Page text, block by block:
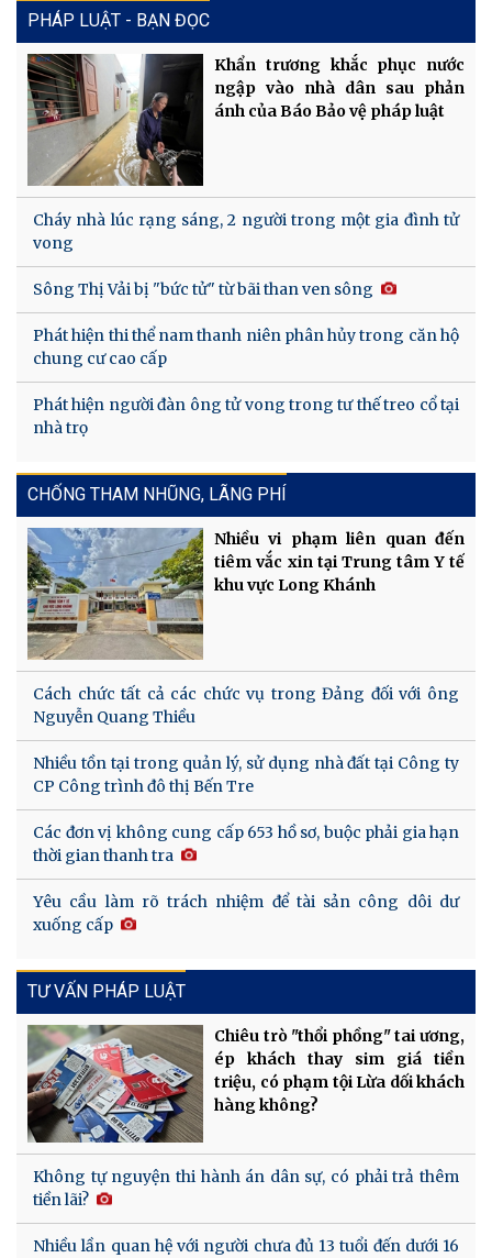
PHÁP LUẬT - BẠN ĐỌC
Khẩn trương khắc phục nước
ngập vào nhà dân sau phản
ánh của Báo Bảo vệ pháp luật
Cháy nhà lúc rạng sáng, 2 người trong một gia đình tử
vong
Sông Thị Vải bị "bức tử" từ bãi than ven sông
Phát hiện thi thể nam thanh niên phân hủy trong căn hộ
chung cư cao cấp
Phát hiện người đàn ông tử vong trong tư thế treo cổ tại
nhà trọ
CHỐNG THAM NHŨNG, LÃNG PHÍ
Nhiều vi phạm liên quan đến
tiêm vắc xin tại Trung tâm Y tế
khu vực Long Khánh
Cách chức tất cả các chức vụ trong Đảng đối với ông
Nguyễn Quang Thiều
Nhiều tồn tại trong quản lý, sử dụng nhà đất tại Công ty
CP Công trình đô thị Bến Tre
Các đơn vị không cung cấp 653 hồ sơ, buộc phải gia hạn
thời gian thanh tra
Yêu cầu làm rõ trách nhiệm để tài sản công dôi dư
xuống cấp
TƯ VẤN PHÁP LUẬT
Chiêu trò "thổi phồng" tai ương,
ép khách thay sim giá tiền
triệu, có phạm tội Lừa dối khách
hàng không?
Không tự nguyện thi hành án dân sự, có phải trả thêm
tiền lãi?
Nhiều lần quan hệ với người chưa đủ 13 tuổi đến dưới 16